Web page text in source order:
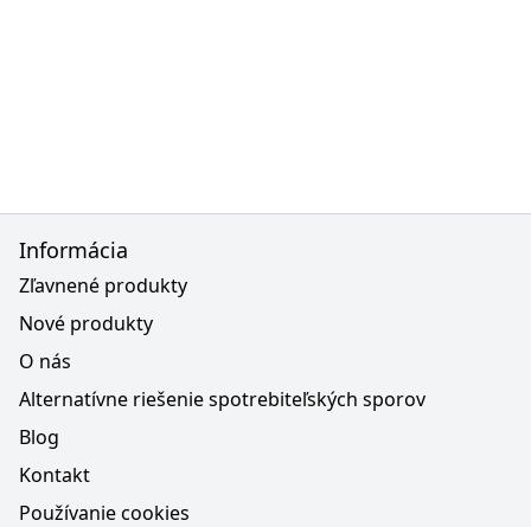
Informácia
Zľavnené produkty
Nové produkty
O nás
Alternatívne riešenie spotrebiteľských sporov
Blog
Kontakt
Používanie cookies